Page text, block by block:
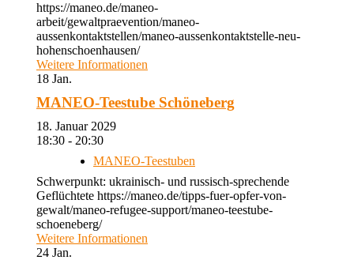
https://maneo.de/maneo-
arbeit/gewaltpraevention/maneo-
aussenkontaktstellen/maneo-aussenkontaktstelle-neu-
hohenschoenhausen/
Weitere Informationen
18 Jan.
MANEO-Teestube Schöneberg
18. Januar 2029
18:30 - 20:30
MANEO-Teestuben
Schwerpunkt: ukrainisch- und russisch-sprechende
Geflüchtete https://maneo.de/tipps-fuer-opfer-von-
gewalt/maneo-refugee-support/maneo-teestube-
schoeneberg/
Weitere Informationen
24 Jan.